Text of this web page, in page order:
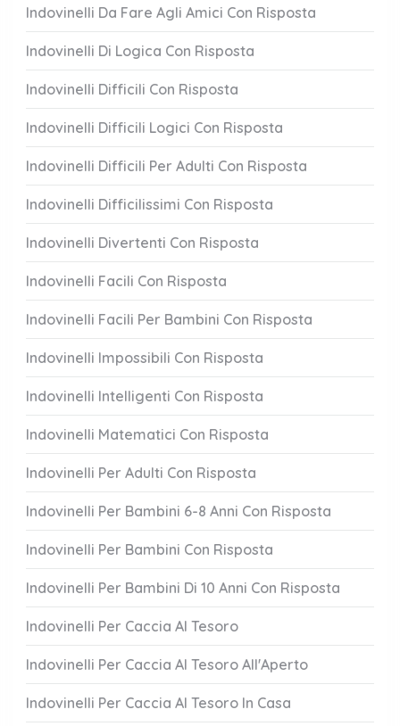
Indovinelli Da Fare Agli Amici Con Risposta
Indovinelli Di Logica Con Risposta
Indovinelli Difficili Con Risposta
Indovinelli Difficili Logici Con Risposta
Indovinelli Difficili Per Adulti Con Risposta
Indovinelli Difficilissimi Con Risposta
Indovinelli Divertenti Con Risposta
Indovinelli Facili Con Risposta
Indovinelli Facili Per Bambini Con Risposta
Indovinelli Impossibili Con Risposta
Indovinelli Intelligenti Con Risposta
Indovinelli Matematici Con Risposta
Indovinelli Per Adulti Con Risposta
Indovinelli Per Bambini 6-8 Anni Con Risposta
Indovinelli Per Bambini Con Risposta
Indovinelli Per Bambini Di 10 Anni Con Risposta
Indovinelli Per Caccia Al Tesoro
Indovinelli Per Caccia Al Tesoro All'Aperto
Indovinelli Per Caccia Al Tesoro In Casa